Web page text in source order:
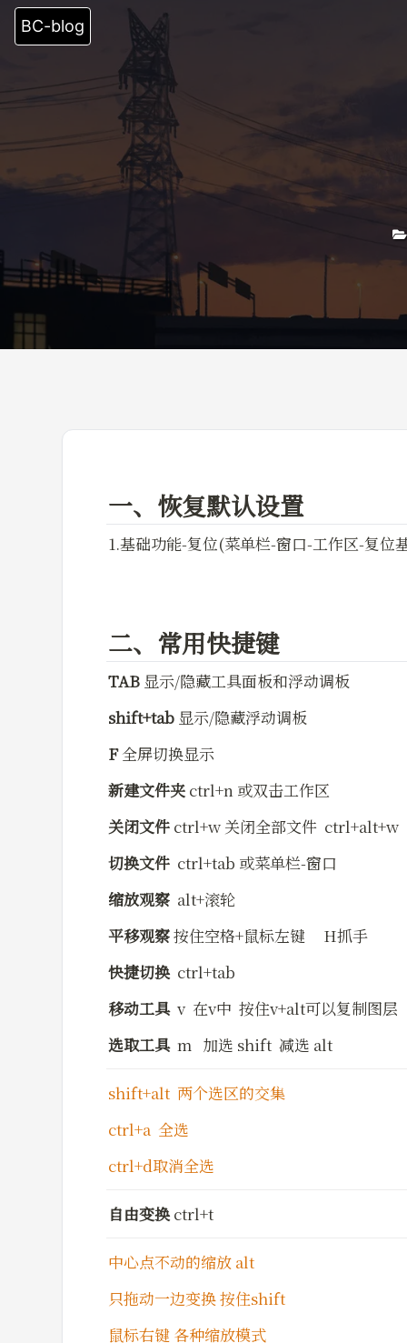
BC-blog
一、恢复默认设置
1.基础功能-复位(菜单栏-窗口-工作区-复位
二、常用快捷键
TAB 显示/隐藏工具面板和浮动调板
shift+tab 显示/隐藏浮动调板
F 全屏切换显示
新建文件夹 ctrl+n 或双击工作区
关闭文件 ctrl+w 关闭全部文件  ctrl+alt+w
切换文件
  ctrl+tab 或菜单栏-窗口
缩放观察
  alt+滚轮
平移观察 按住空格+鼠标左键     H抓手
快捷切换
  ctrl+tab
移动工具
  v  在v中  按住v+alt可以复制图层
选取工具
  m   加选 shift  减选 alt
shift+alt  两个选区的交集
ctrl+a  全选
ctrl+d取消全选
自由变换 ctrl+t
中心点不动的缩放 alt
只拖动一边变换 按住shift
鼠标右键 各种缩放模式